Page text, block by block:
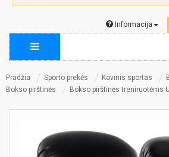
Informacija
Pradžia Sporto prekės Kovinis sportas
Bokso pirštinės
Bokso pirštinės treniruotėms